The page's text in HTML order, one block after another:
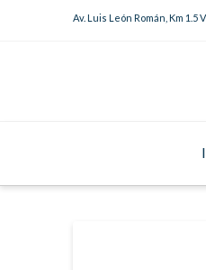
Av. Luis León Román, Km 1.5